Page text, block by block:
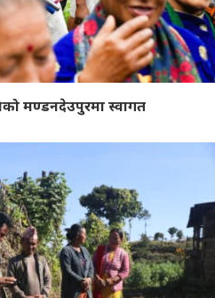
मण्डनदेउपुरमा स्वागत